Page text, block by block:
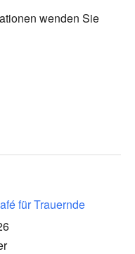
wenden Sie
für Trauernde